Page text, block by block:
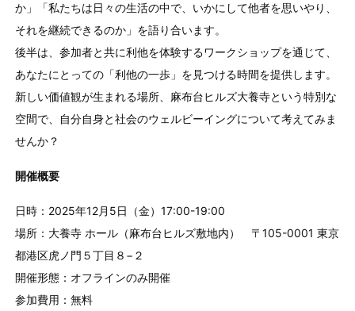
か」「私たちは日々の生活の中で、いかにして他者を思いやり、
それを継続できるのか」を語り合います。
後半は、参加者と共に利他を体験するワークショップを通じて、
あなたにとっての「利他の一歩」を見つける時間を提供します。
新しい価値観が生まれる場所、麻布台ヒルズ大養寺という特別な
空間で、自分自身と社会のウェルビーイングについて考えてみま
せんか？
開催概要
日時：2025年12月5日（金）17:00-19:00
場所：大養寺 ホール（麻布台ヒルズ敷地内） 〒105-0001 東京
都港区虎ノ門５丁目８−２
開催形態：オフラインのみ開催
参加費用：無料